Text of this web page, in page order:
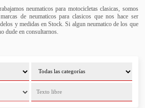
neumaticos para motocicletas clasicas, somos
de neumaticos para clasicos que nos hace ser
y medidas en Stock. Si algun neumatico de los que
dude en consultarnos.